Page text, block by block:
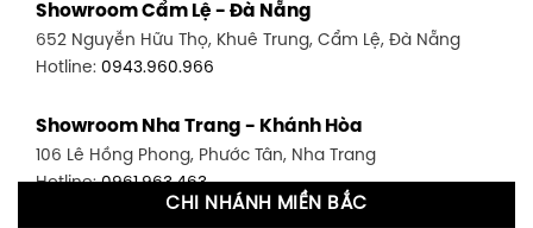
348 Đ. Bạch Đằng, P. 14, Bình Thạnh, TP HCM
Hotline:0902.716.230
591 Hoàng Văn Thụ, P. 4, Tân Bình, TP HCM
Hotline:0906.256.759
Showroom Cẩm Lệ - Đà Nẵng
652 Nguyễn Hữu Thọ, Khuê Trung, Cẩm Lệ, Đà Nẵng
Hotline: 0943.960.966
Showroom Nha Trang - Khánh Hòa
106 Lê Hồng Phong, Phước Tân, Nha Trang
Hotline:0961.963.463
CHI NHÁNH MIỀN BẮC